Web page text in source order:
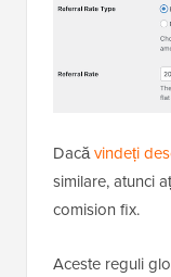
Dacăvindeți
similare, atunci
comision fix.
Aceste reguli